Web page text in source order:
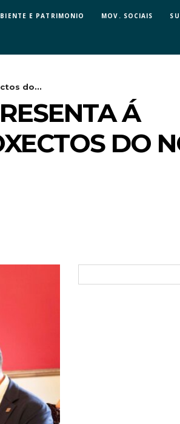
E PATRIMONIO MOV. SOCIAIS
do...
Á
DO